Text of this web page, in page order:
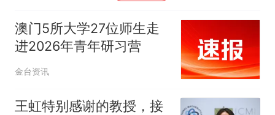
澳门5所大学27位师生走
进2026年青年研习营
金台资讯
王虹特别感谢的教授，接